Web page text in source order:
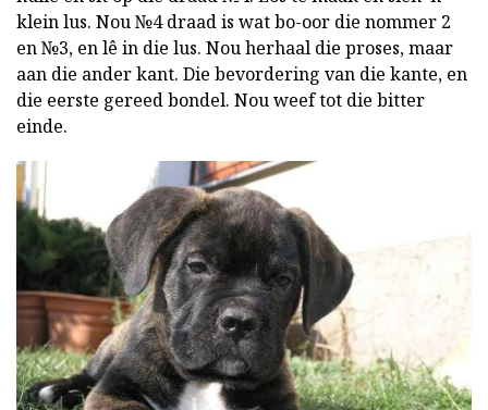
klein lus. Nou №4 draad is wat bo-oor die nommer 2
en №3, en lê in die lus. Nou herhaal die proses, maar
aan die ander kant. Die bevordering van die kante, en
die eerste gereed bondel. Nou weef tot die bitter
einde.